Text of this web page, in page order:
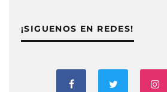
¡SIGUENOS EN REDES!